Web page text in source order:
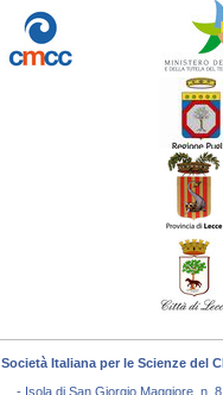
Società Italiana per le Scienze del
- Isola di San Giorgio Maggiore, n.